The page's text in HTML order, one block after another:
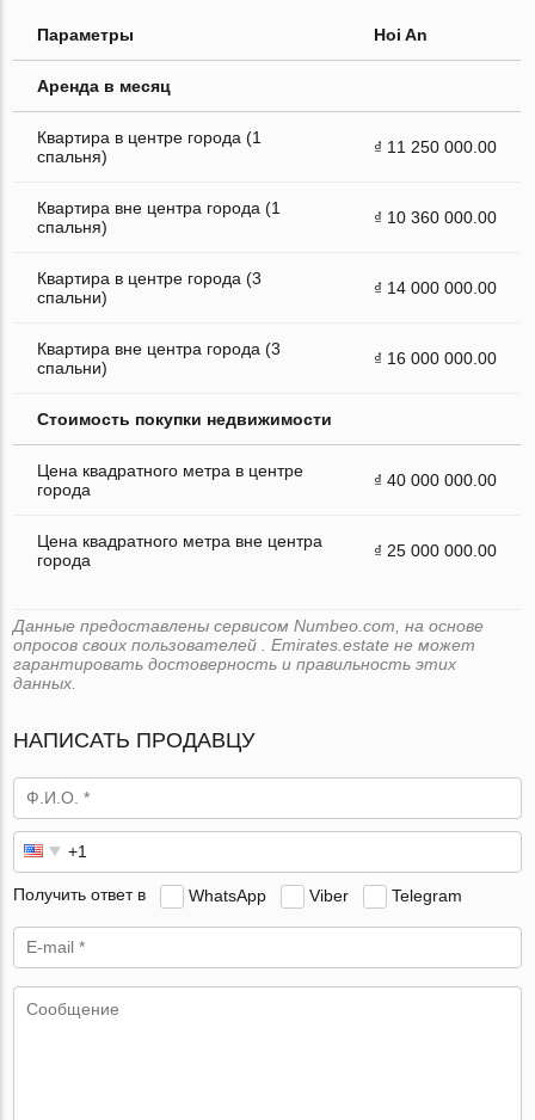
Параметры Hoi An
Аренда в месяц
Квартира в центре города (1
спальня)
₫ 11 250 000.00
Квартира вне центра города (1
спальня)
₫ 10 360 000.00
Квартира в центре города (3
спальни)
₫ 14 000 000.00
Квартира вне центра города (3
спальни)
₫ 16 000 000.00
Стоимость покупки недвижимости
Цена квадратного метра в центре
города
₫ 40 000 000.00
Цена квадратного метра вне центра
города
₫ 25 000 000.00
Данные предоставлены сервисом Numbeo.com, на основе
опросов своих пользователей . Emirates.estate не может
гарантировать достоверность и правильность этих
данных.
НАПИСАТЬ ПРОДАВЦУ
Получить ответ в WhatsApp Viber Telegram